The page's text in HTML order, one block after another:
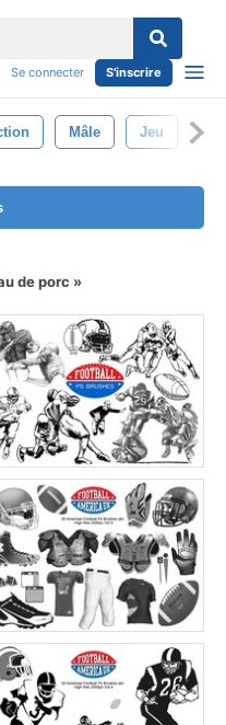
Se connecter S'inscrire
Mâle Jeu
de porc